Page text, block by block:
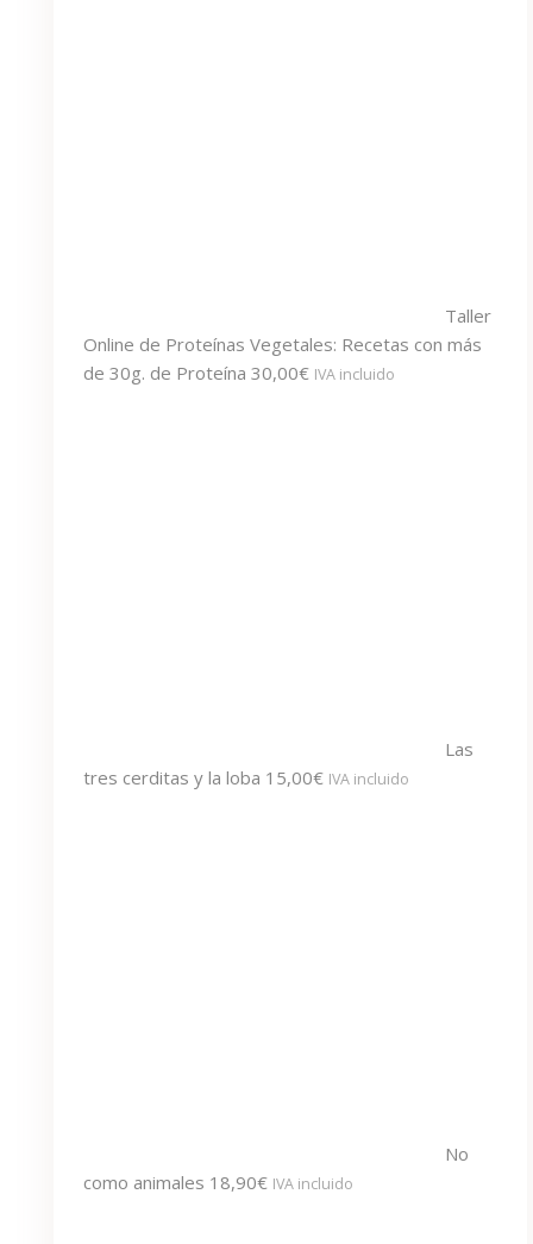
Taller
Online de Proteínas Vegetales: Recetas con más
de 30g. de Proteína 30,00€ IVA incluido
Las
tres cerditas y la loba 15,00€ IVA incluido
No
como animales 18,90€ IVA incluido